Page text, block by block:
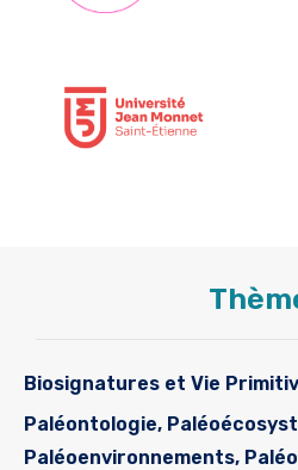
Biosignatures et Vie
Paléontologie,
Paléoenvironnements,